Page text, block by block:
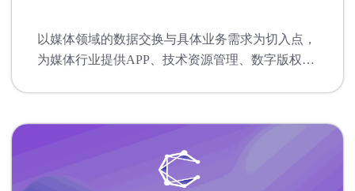
以媒体领域的数据交换与具体业务需求为切入点，
为媒体行业提供APP、技术资源管理、数字版权等